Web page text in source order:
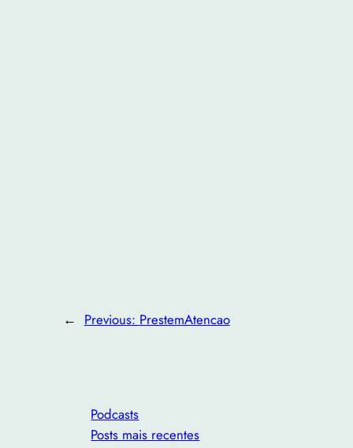
← Previous: PrestemAtencao
Podcasts
Posts mais recentes